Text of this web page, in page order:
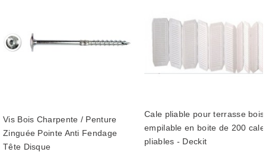
Vis Bois Charpente / Penture
Zinguée Pointe Anti Fendage
Tête Disque
Cale pliable pour terrasse bois
empilable en boite de 200
pliables - Deckit